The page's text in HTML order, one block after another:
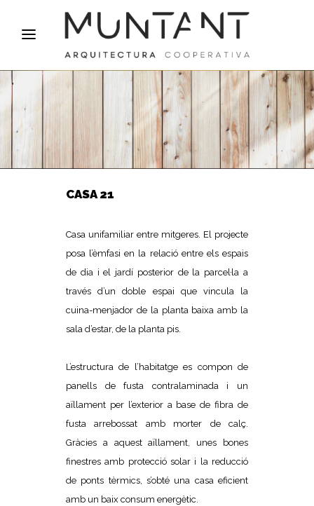
CASA 21
Casa unifamiliar entre mitgeres. El projecte
posa l’èmfasi en la relació entre els espais
de dia i el jardí posterior de la parcel·la a
través d’un doble espai que vincula la
cuina-menjador de la planta baixa amb la
sala d’estar, de la planta pis.
L’estructura de l’habitatge es compon de
panells de fusta contralaminada i un
aïllament per l’exterior a base de fibra de
fusta arrebossat amb morter de calç.
Gràcies a aquest aïllament, unes bones
finestres amb protecció solar i la reducció
de ponts tèrmics, s’obté una casa eficient
amb un baix consum energètic.